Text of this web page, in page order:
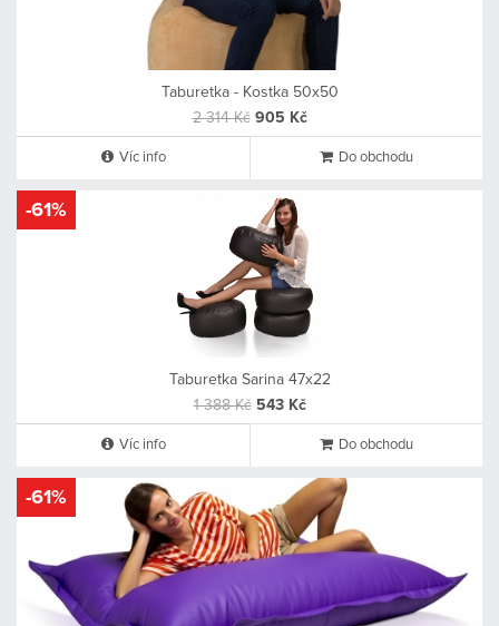
Taburetka - Kostka 50x50
2 314 Kč 905 Kč
Víc info Do obchodu
-61%
Taburetka Sarina 47x22
1 388 Kč 543 Kč
Víc info Do obchodu
-61%